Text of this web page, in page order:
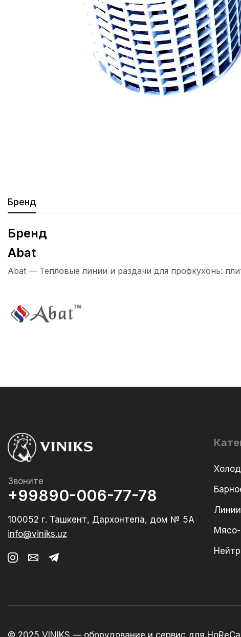
Бренд
Бренд
Abat
Abat — Тепловые линии и раздачи для профкухонь:
Звоните
+99890-006-77-78
100052 г. Ташкент, Дархонтепа, дом № 5А
info@viniks.uz